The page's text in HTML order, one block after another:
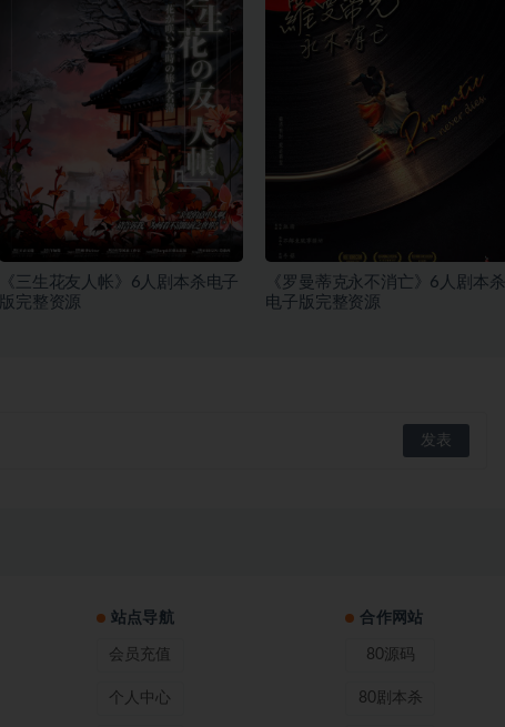
《三生花友人帐》6人剧本杀电子
版完整资源
《罗曼蒂克永不消亡》6人剧本杀
电子版完整资源
站点导航
会员充值
个人中心
合作网站
80源码
80剧本杀